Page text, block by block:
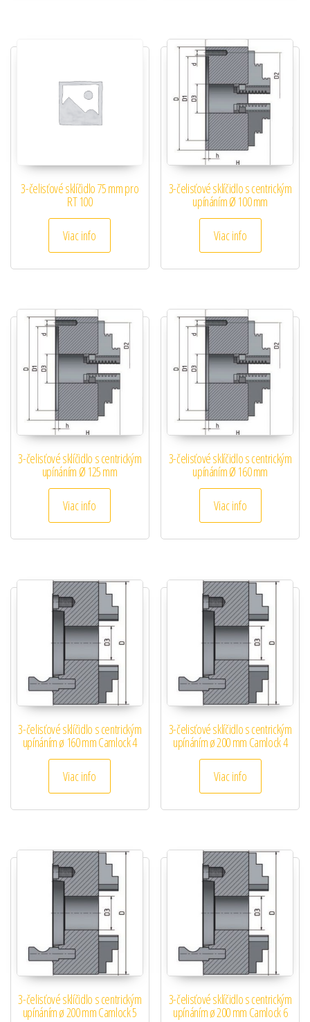
3-čelisťové sklíčidlo 75 mm pro
RT 100
Viac info
3-čelisťové sklíčidlo s centrickým
upínáním Ø 100 mm
Viac info
3-čelisťové sklíčidlo s centrickým
upínáním Ø 125 mm
Viac info
3-čelisťové sklíčidlo s centrickým
upínáním Ø 160 mm
Viac info
3-čelisťové sklíčidlo s centrickým
upínáním ø 160 mm Camlock 4
Viac info
3-čelisťové sklíčidlo s centrickým
upínáním ø 200 mm Camlock 4
Viac info
3-čelisťové sklíčidlo s centrickým
upínáním ø 200 mm Camlock 5
3-čelisťové sklíčidlo s centrickým
upínáním ø 200 mm Camlock 6